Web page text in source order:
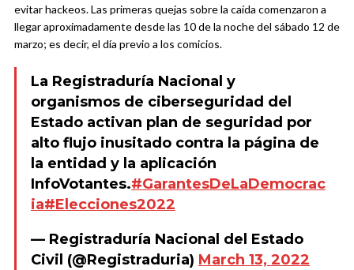
evitar hackeos. Las primeras quejas sobre la caída comenzaron a
llegar aproximadamente desde las 10 de la noche del sábado 12 de
marzo; es decir, el día previo a los comicios.
La Registraduría Nacional y
organismos de ciberseguridad del
Estado activan plan de seguridad por
alto flujo inusitado contra la página de
la entidad y la aplicación
InfoVotantes.#GarantesDeLaDemocrac
ia#Elecciones2022
— Registraduría Nacional del Estado
Civil (@Registraduria) March 13, 2022